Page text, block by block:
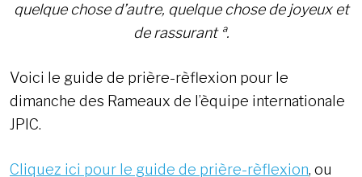
quelque chose d’autre, quelque chose de joyeux et
de rassurant ª.
Voici le guide de prière-rèflexion pour le
dimanche des Rameaux de l’èquipe internationale
JPIC.
Cliquez ici pour le guide de prière-rèflexion, ou